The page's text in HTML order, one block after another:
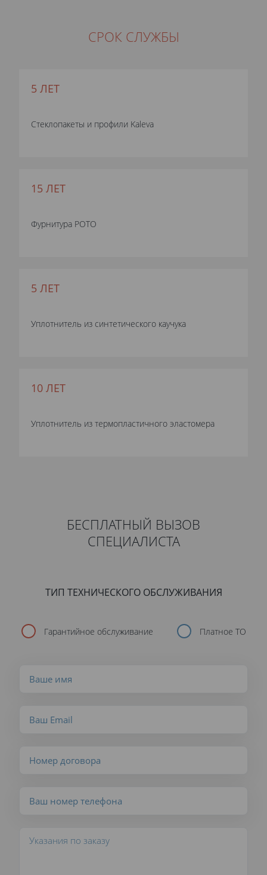
СРОК СЛУЖБЫ
5 ЛЕТ
Стеклопакеты и профили Kaleva
15 ЛЕТ
Фурнитура РОТО
5 ЛЕТ
Уплотнитель из синтетического каучука
10 ЛЕТ
Уплотнитель из термопластичного эластомера
БЕСПЛАТНЫЙ ВЫЗОВ
СПЕЦИАЛИСТА
ТИП ТЕХНИЧЕСКОГО ОБСЛУЖИВАНИЯ
Гарантийное обслуживание Платное ТО